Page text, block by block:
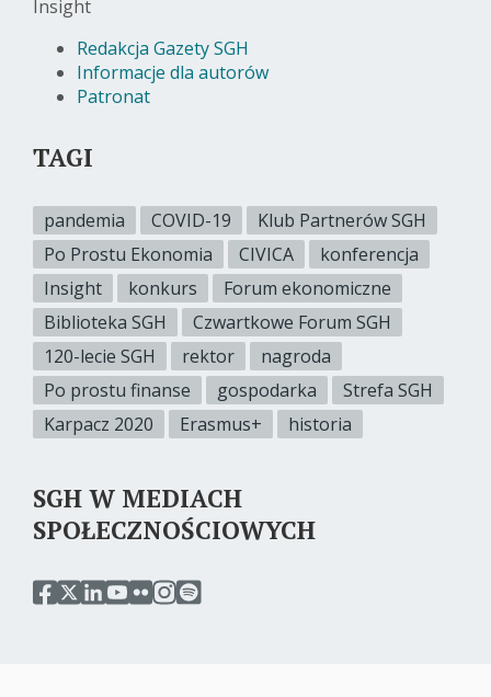
Insight
Redakcja Gazety SGH
Informacje dla autorów
Patronat
TAGI
pandemia COVID-19
Klub Partnerów SGH
Po Prostu Ekonomia
CIVICA
konferencja
Insight
konkurs
Forum ekonomiczne
Biblioteka SGH
Czwartkowe Forum SGH
120-lecie SGH
rektor
nagroda
Po prostu finanse
gospodarka
Strefa SGH
Karpacz 2020
Erasmus+ historia
SGH W MEDIACH
SPOŁECZNOŚCIOWYCH
przejdź
przejdź
przejdź
przejdź
przejdź
przejdźprzejdź